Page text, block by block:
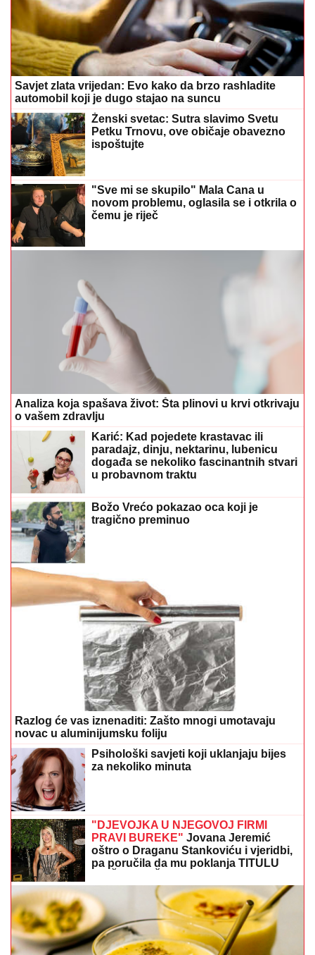
Savjet zlata vrijedan: Evo kako da brzo rashladite
automobil koji je dugo stajao na suncu
Ženski svetac: Sutra slavimo Svetu
Petku Trnovu, ove običaje obavezno
ispoštujte
"Sve mi se skupilo" Mala Cana u
novom problemu, oglasila se i otkrila o
čemu je riječ
Analiza koja spašava život: Šta plinovi u krvi otkrivaju
o vašem zdravlju
Karić: Kad pojedete krastavac ili
paradajz, dinju, nektarinu, lubenicu
događa se nekoliko fascinantnih stvari
u probavnom traktu
Božo Vrećo pokazao oca koji je
tragično preminuo
Razlog će vas iznenaditi: Zašto mnogi umotavaju
novac u aluminijumsku foliju
Psihološki savjeti koji uklanjaju bijes
za nekoliko minuta
"DJEVOJKA U NJEGOVOJ FIRMI
PRAVI BUREKE" Jovana Jeremić
oštro o Draganu Stankoviću i vjeridbi,
pa poručila da mu poklanja TITULU